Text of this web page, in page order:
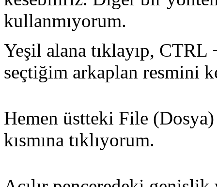
kullanmıyorum.
Yeşil alana tıklayıp, CTRL
seçtiğim arkaplan resmini
Hemen üstteki File
kısmına tıklıyorum.